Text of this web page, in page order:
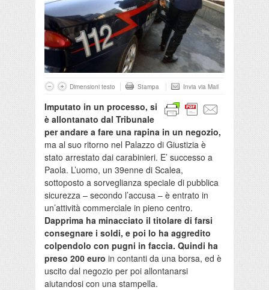
Dimensioni testo Stampa Invia via Mail
Imputato in un processo, si
è allontanato dal Tribunale
per andare a fare una rapina in un negozio,
ma al suo ritorno nel Palazzo di Giustizia è
stato arrestato dai carabinieri. E’ successo a
Paola. L’uomo, un 39enne di Scalea,
sottoposto a sorveglianza speciale di pubblica
sicurezza – secondo l’accusa – è entrato in
un’attività commerciale in pieno centro.
Dapprima ha minacciato il titolare di farsi
consegnare i soldi, e poi lo ha aggredito
colpendolo con pugni in faccia. Quindi ha
preso 200 euro in contanti da una borsa, ed è
uscito dal negozio per poi allontanarsi
aiutandosi con una stampella.